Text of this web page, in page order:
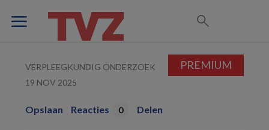
VERPLEEGKUNDIG ONDERZOEK
19 NOV 2025
Opslaan Reacties 0 Delen
PREMIUM